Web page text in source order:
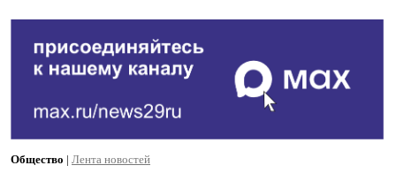
Общество | Лента новостей